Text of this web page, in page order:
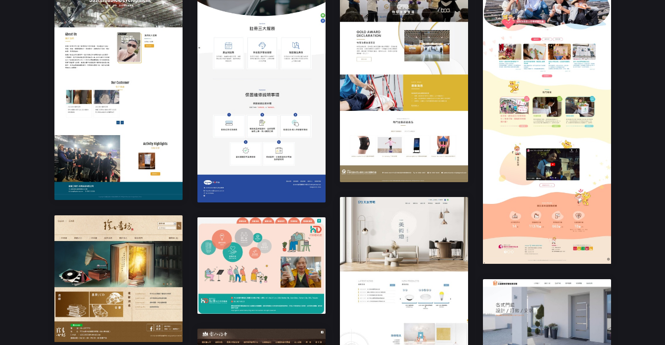
民生企業形象網站
銓億工程行
民生企業形象網站
凱羿實業
民生企業形象網站
物理治療⾦選
民生機構RWD響應式網站設計
樂扶基金會
二手書店網站設計
珍古書坊
民生機構RWD響應式網站設計
泓德綜合⻑照機構